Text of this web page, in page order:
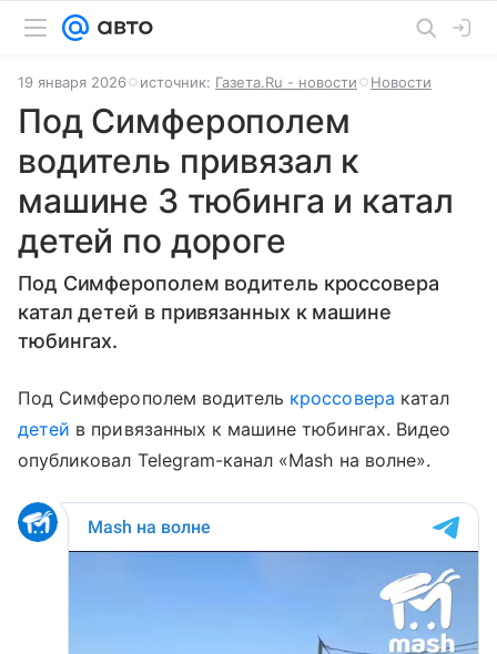
19 января 2026 источник: Газета.Ru - новости Новости
Под Симферополем
водитель привязал к
машине 3 тюбинга и катал
детей по дороге
Под Симферополем водитель кроссовера
катал детей в привязанных к машине
тюбингах.
Под Симферополем водитель кроссовера катал
детей в привязанных к машине тюбингах. Видео
опубликовал Telegram-канал «Mash на волне».